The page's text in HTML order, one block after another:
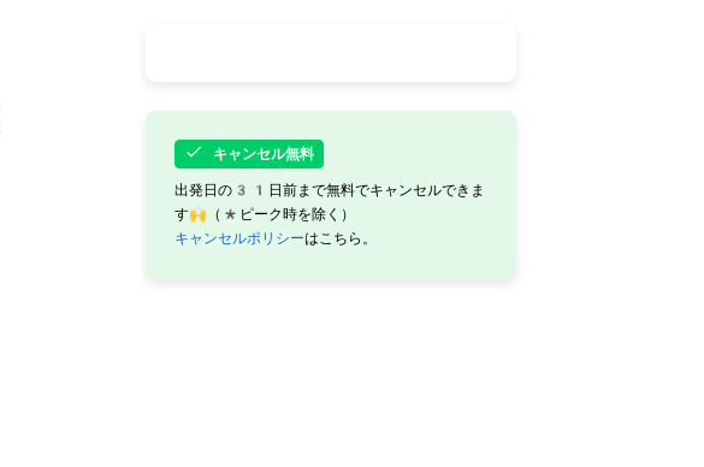
キャンセル無料
出発日の31日前まで無料でキャンセルできま
す🙌（*ピーク時を除く）
キャンセルポリシーはこちら。